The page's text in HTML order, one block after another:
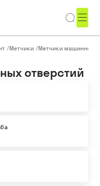
/Метчики /Метчики машинно-
отверстий